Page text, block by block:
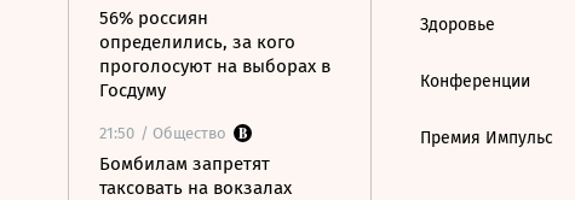
56% россиян
определились, за кого
проголосуют на выборах в
Госдуму
21:50 / Общество
Бомбилам запретят
таксовать на вокзалах
Здоровье
Конференции
Премия Импульс